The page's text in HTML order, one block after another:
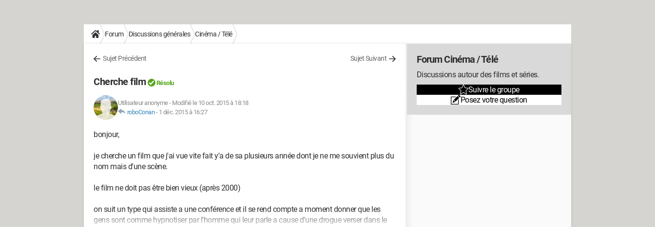
Forum Discussions générales Cinéma / Télé
Sujet Précédent Sujet Suivant
Cherche film Résolu
Utilisateur anonyme- Modifié le 10 oct. 2015 à 18:18
roboConan- 1 déc. 2015 à 16:27
bonjour,
je cherche un film que j'ai vue vite fait y'a de sa plusieurs année dont je ne me souvient plus du
nom mais d'une scène.
le film ne doit pas être bien vieux (après 2000)
on suit un type qui assiste a une conférence et il se rend compte a moment donner que les
gens sont comme hypnotiser par l'homme qui leur parle a cause d'une drogue verser dans le
Forum Cinéma / Télé
Discussions autour des films et séries.
Suivre le groupe
Posez votre question